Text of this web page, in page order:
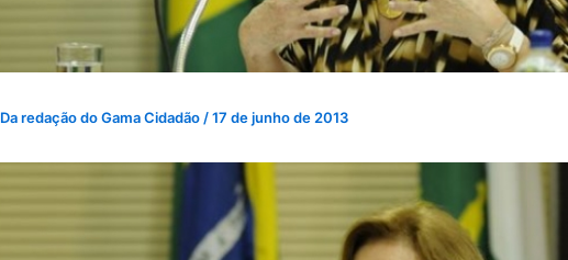
Da redação do Gama Cidadão /17 de junho de 2013